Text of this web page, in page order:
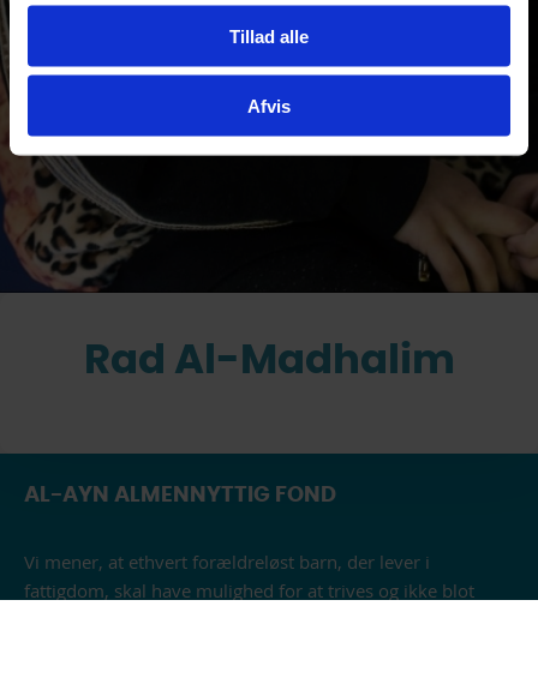
Tillad alle
Afvis
Rad Al-Madhalim
AL-AYN ALMENNYTTIG FOND
Vi mener, at ethvert forældreløst barn, der lever i
fattigdom, skal have mulighed for at trives og ikke blot